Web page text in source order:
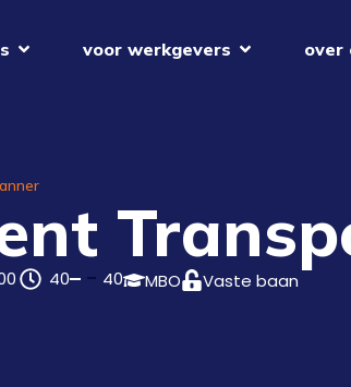
voor werkgevers over
40 40 MBO Vaste baan